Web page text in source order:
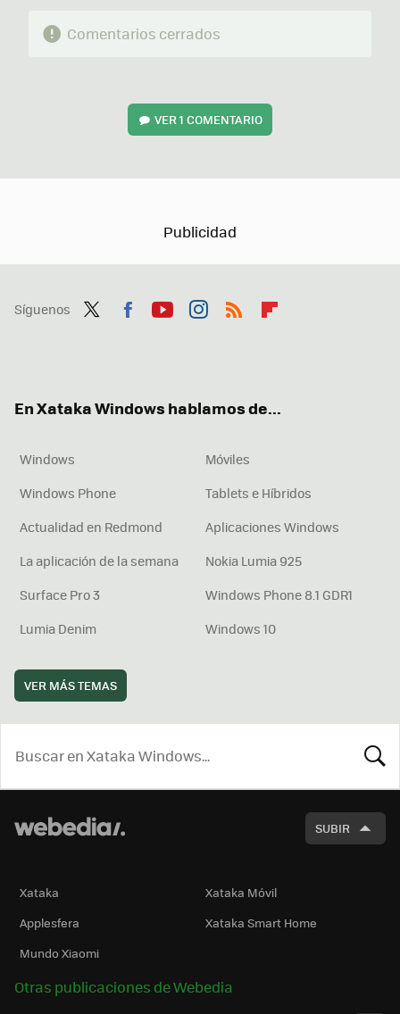
Comentarios cerrados
VER1 COMENTARIO
Síguenos
En Xataka Windows hablamos de...
Windows
Móviles
Windows Phone
Tablets e Híbridos
Actualidad en Redmond
Aplicaciones Windows
La aplicación de la semana
Nokia Lumia 925
Surface Pro 3
Windows Phone 8.1 GDR1
Lumia Denim
Windows 10
VER MÁS TEMAS
SUBIR
Xataka
Xataka Móvil
Applesfera
Xataka Smart Home
Mundo Xiaomi
Otras publicaciones de Webedia